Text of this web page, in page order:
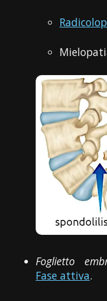
Foglietto
Fase attiva.